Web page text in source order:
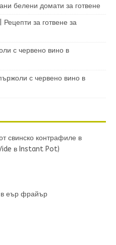
белени домати за готвене
за готвене за
с червено вино в
с червено вино в
свинско контрафиле в
в Instant Pot)
еър фрайър